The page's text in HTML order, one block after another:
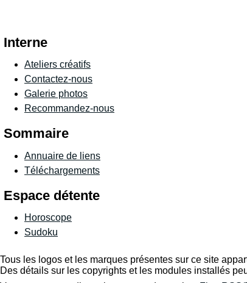
Interne
Ateliers créatifs
Contactez-nous
Galerie photos
Recommandez-nous
Sommaire
Annuaire de liens
Téléchargements
Espace détente
Horoscope
Sudoku
Tous les logos et les marques présentes sur ce site
Des détails sur les copyrights et les modules installés